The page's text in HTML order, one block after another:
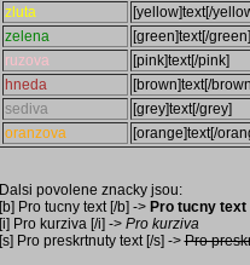
zluta
[yellow]text[/
zelena
[green]text[/green]
ruzova
[pink]text[/pink]
hneda
[brown]text[/
sediva
[grey]text[/grey]
oranzova
[orange]text[/
Dalsi povolene znacky jsou:
[b] Pro tucny text [/b] -> Pro tucny text
[i] Pro kurziva [/i] -> Pro kurziva
[s] Pro preskrtnuty text [/s] ->Pro